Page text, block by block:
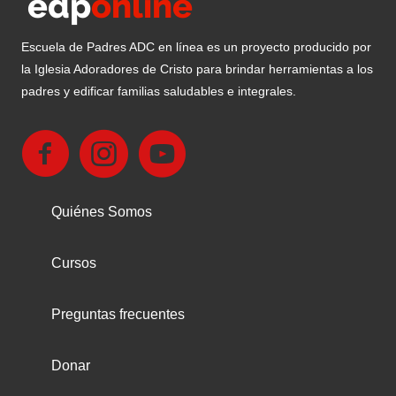
Escuela de Padres ADC en línea es un proyecto producido por
la Iglesia Adoradores de Cristo para brindar herramientas a los
padres y edificar familias saludables e integrales.
Quiénes Somos
Cursos
Preguntas frecuentes
Donar